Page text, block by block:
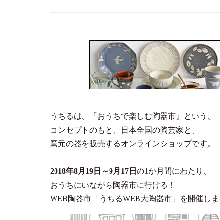
うちるは、『おうちで楽しむ陶器市』という、
コンセプトのもと、日本全国の陶芸家と、
窯元の器を販売するオンラインショップです。
2018年8月19日～9月17日 の1か月間にわたり、
おうちにいながら陶器市に行ける！
WEB陶器市「うちるWEB大陶器市」を開催し